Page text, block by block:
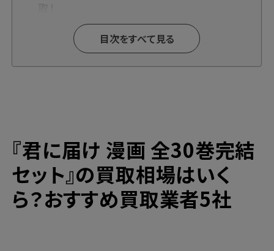
高価買取ならブックサプライへ
今なら期間限定のキャンペーンも開催中！
目次をすべて見る
『君に届け 漫画 全30巻完結
セット』の買取相場はいく
ら？おすすめ買取業者5社